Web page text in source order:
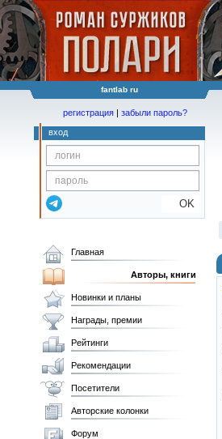
fantlab ru
регистрация | забыли пароль?
вход
OK
Главная
Авторы, книги
Новинки и планы
Награды, премии
Рейтинги
Рекомендации
Посетители
Авторские колонки
Форум